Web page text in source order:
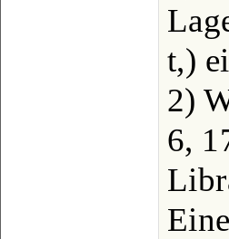
t,)
2)
6,